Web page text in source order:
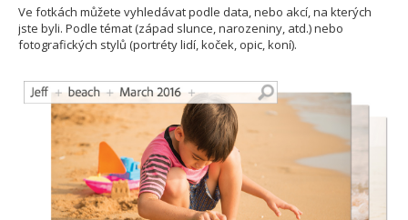
Ve fotkách můžete vyhledávat podle data, nebo akcí, na kterých
jste byli. Podle témat (západ slunce, narozeniny, atd.) nebo
fotografických stylů (portréty lidí, koček, opic, koní).